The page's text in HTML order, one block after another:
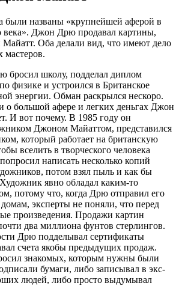
были названы «крупнейшей аферой в
века». Джон Дрю продавал картины,
Оба делали вид, что имеют дело
мастеров.
бросил школу, подделал диплом
физике и устроился в Британское
энергии. Обман раскрылся нескоро.
о большой афере и легких деньгах Джон
И вот почему. В 1985 году он
Джоном Майаттом, представился
который работает на британскую
вселить в творческого человека
написать несколько копий
потом взял пыль и как бы
явно обладал каким-то
потому что, когда Дрю отправил его
эксперты не поняли, что перед
произведения. Продажи картин
два миллиона фунтов стерлингов.
Дрю подделывал сертификаты
счета якобы предыдущих продаж.
знакомых, которым нужны были
бумаги, либо записывал в экс-
людей, либо просто выдумывал